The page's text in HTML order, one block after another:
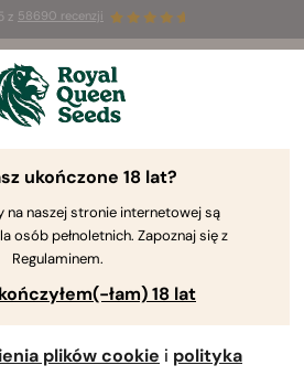
z 58690 recenzji
Sales: do 50% zniżki
produkty ⏤
odmiany Epsilon F1
uprawą odmianyEpsilon F1
uprawy tej rośliny,
moje strategie dotyczące
ukończone 18 lat?
na naszej stronie internetowej są
osób pełnoletnich. Zapoznaj się z
Regulaminem.
łam) 18 lat
plików cookie i polityka